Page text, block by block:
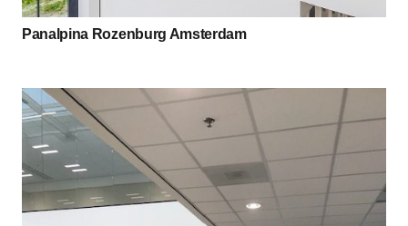
Panalpina Rozenburg Amsterdam